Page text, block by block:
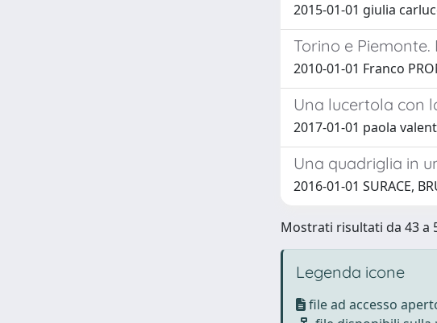
2015-01-01 giulia
Torino e
2010-01-01 Franco
Una lucertola con
2017-01-01 paola
Una quadriglia in
2016-01-01 SURACE,
Mostrati risultati da 43 a
Legenda icone
file ad accesso